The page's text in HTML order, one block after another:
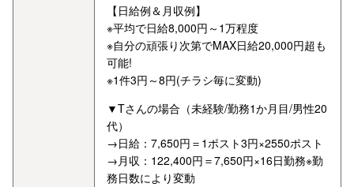
【日給例＆月収例】
※平均で日給8,000円～1万程度
※自分の頑張り次第でMAX日給20,000円超も
可能!
※1件3円～8円(チラシ毎に変動)
▼Tさんの場合（未経験/勤務1か月目/男性20
代）
→日給：7,650円＝1ポスト3円×2550ポスト
→月収：122,400円＝7,650円×16日勤務※勤
務日数により変動